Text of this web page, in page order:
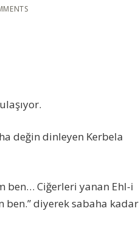
değin dinleyen Kerbela
ben… Ciğerleri yanan Ehl-i
ben.” diyerek sabaha kadar